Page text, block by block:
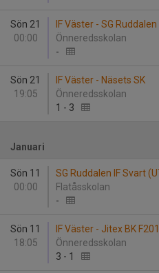
Sön 21
00:00
IF Väster - SG
Önneredsskolan
-
Sön 21
19:05
IF Väster - Näsets SK
Önneredsskolan
1 - 3
Januari
Sön 11
00:00
SG Ruddalen IF Svart
Flatåsskolan
-
Sön 11
18:05
IF Väster - Jitex BK
Önneredsskolan
3 - 1